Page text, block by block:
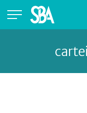
para encontrá-lo.